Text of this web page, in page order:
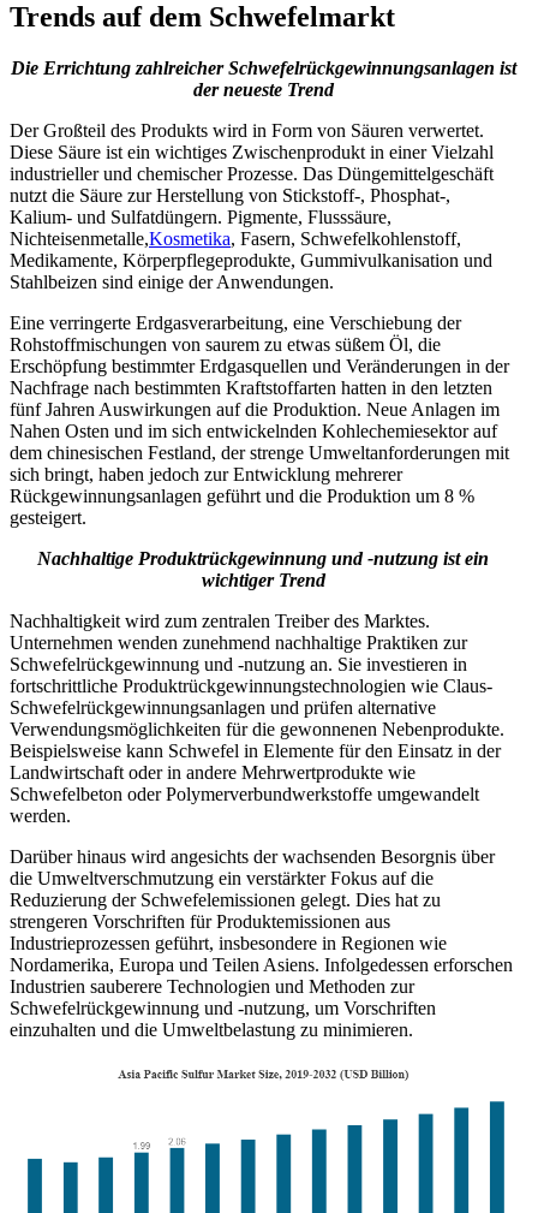
Trends auf dem Schwefelmarkt
Die Errichtung zahlreicher Schwefelrückgewinnungsanlagen ist
der neueste Trend
Der Großteil des Produkts wird in Form von Säuren verwertet.
Diese Säure ist ein wichtiges Zwischenprodukt in einer Vielzahl
industrieller und chemischer Prozesse. Das Düngemittelgeschäft
nutzt die Säure zur Herstellung von Stickstoff-, Phosphat-,
Kalium- und Sulfatdüngern. Pigmente, Flusssäure,
Nichteisenmetalle,Kosmetika, Fasern, Schwefelkohlenstoff,
Medikamente, Körperpflegeprodukte, Gummivulkanisation und
Stahlbeizen sind einige der Anwendungen.
Eine verringerte Erdgasverarbeitung, eine Verschiebung der
Rohstoffmischungen von saurem zu etwas süßem Öl, die
Erschöpfung bestimmter Erdgasquellen und Veränderungen in der
Nachfrage nach bestimmten Kraftstoffarten hatten in den letzten
fünf Jahren Auswirkungen auf die Produktion. Neue Anlagen im
Nahen Osten und im sich entwickelnden Kohlechemiesektor auf
dem chinesischen Festland, der strenge Umweltanforderungen mit
sich bringt, haben jedoch zur Entwicklung mehrerer
Rückgewinnungsanlagen geführt und die Produktion um 8 %
gesteigert.
Nachhaltige Produktrückgewinnung und -nutzung ist ein
wichtiger Trend
Nachhaltigkeit wird zum zentralen Treiber des Marktes.
Unternehmen wenden zunehmend nachhaltige Praktiken zur
Schwefelrückgewinnung und -nutzung an. Sie investieren in
fortschrittliche Produktrückgewinnungstechnologien wie Claus-
Schwefelrückgewinnungsanlagen und prüfen alternative
Verwendungsmöglichkeiten für die gewonnenen Nebenprodukte.
Beispielsweise kann Schwefel in Elemente für den Einsatz in der
Landwirtschaft oder in andere Mehrwertprodukte wie
Schwefelbeton oder Polymerverbundwerkstoffe umgewandelt
werden.
Darüber hinaus wird angesichts der wachsenden Besorgnis über
die Umweltverschmutzung ein verstärkter Fokus auf die
Reduzierung der Schwefelemissionen gelegt. Dies hat zu
strengeren Vorschriften für Produktemissionen aus
Industrieprozessen geführt, insbesondere in Regionen wie
Nordamerika, Europa und Teilen Asiens. Infolgedessen erforschen
Industrien sauberere Technologien und Methoden zur
Schwefelrückgewinnung und -nutzung, um Vorschriften
einzuhalten und die Umweltbelastung zu minimieren.